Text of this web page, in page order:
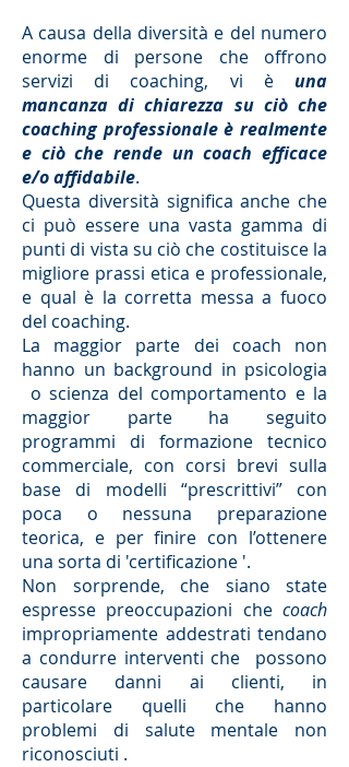
A causa della diversità e del numero
enorme di persone che offrono
servizi di coaching, vi è una
mancanza di chiarezza su ciò che
coaching professionale è realmente
e ciò che rende un coach efficace
e/o affidabile.
Questa diversità significa anche che
ci può essere una vasta gamma di
punti di vista su ciò che costituisce la
migliore prassi etica e professionale,
e qual è la corretta messa a fuoco
del coaching.
La maggior parte dei coach non
hanno un background in psicologia
o scienza del comportamento e la
maggior parte ha seguito
programmi di formazione tecnico
commerciale, con corsi brevi sulla
base di modelli “prescrittivi” con
poca o nessuna preparazione
teorica, e per finire con l’ottenere
una sorta di 'certificazione '.
Non sorprende, che siano state
espresse preoccupazioni che coach
impropriamente addestrati tendano
a condurre interventi che possono
causare danni ai clienti, in
particolare quelli che hanno
problemi di salute mentale non
riconosciuti .